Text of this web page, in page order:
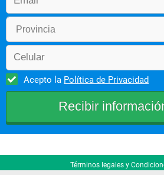
Auditoría Informática
Teoría de Autómatas
Compiladores
Optativo IV
Emprendimiento y Marketing
Acepto la Política de Privacidad
Términos legales y